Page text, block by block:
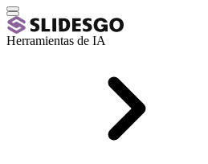
Herramientas de IA